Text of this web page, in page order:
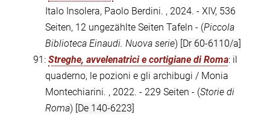
Italo Insolera, Paolo Berdini. , 2024. - XIV, 536
Seiten, 12 ungezählte Seiten Tafeln - (Piccola
Biblioteca Einaudi. Nuova serie) [Dr 60-6110/a]
91: Streghe, avvelenatrici e cortigiane di Roma: il
quaderno, le pozioni e gli archibugi / Monia
Montechiarini. , 2022. - 229 Seiten - (Storie di
Roma) [De 140-6223]